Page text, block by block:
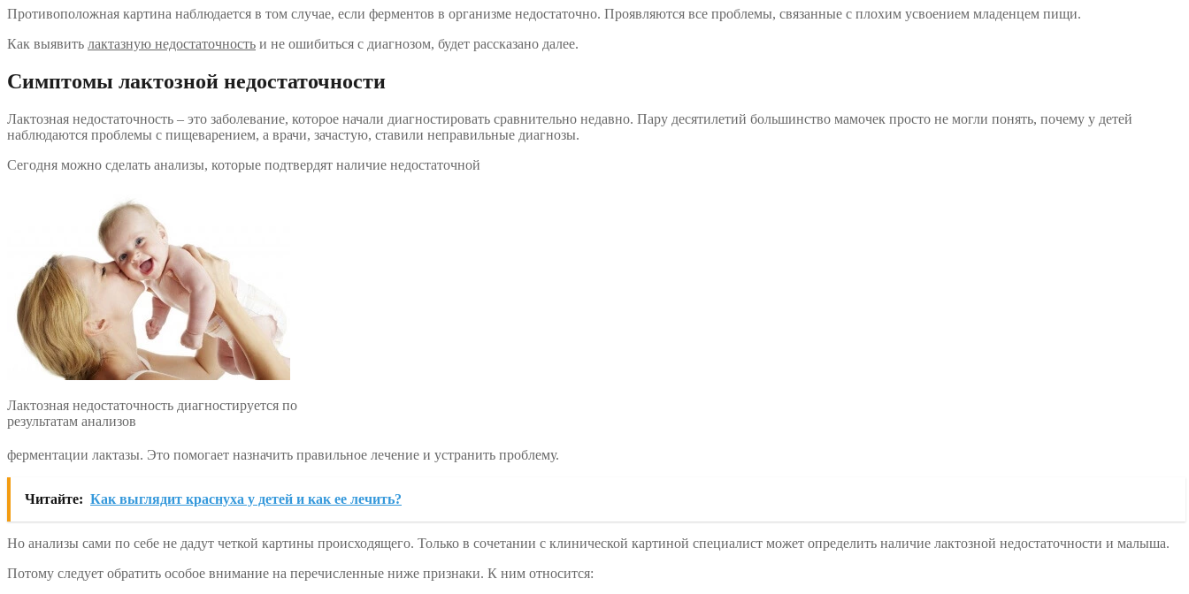
Противоположная картина наблюдается в том случае, если ферментов в организме недостаточно. Проявляются все проблемы, связанные с плохим усвоением младенцем пищи.
Как выявить лактазную недостаточность и не ошибиться с диагнозом, будет рассказано далее.
Симптомы лактозной недостаточности
Лактозная недостаточность – это заболевание, которое начали диагностировать сравнительно недавно. Пару десятилетий большинство мамочек просто не могли понять, почему у детей
наблюдаются проблемы с пищеварением, а врачи, зачастую, ставили неправильные диагнозы.
Сегодня можно сделать анализы, которые подтвердят наличие недостаточной
Лактозная недостаточность диагностируется по
результатам анализов
ферментации лактазы. Это помогает назначить правильное лечение и устранить проблему.
Читайте: Как выглядит краснуха у детей и как ее лечить?
Но анализы сами по себе не дадут четкой картины происходящего. Только в сочетании с клинической картиной специалист может определить наличие лактозной недостаточности и малыша.
Потому следует обратить особое внимание на перечисленные ниже признаки. К ним относится: